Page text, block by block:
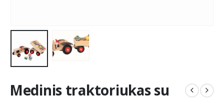
Medinis traktoriukas su